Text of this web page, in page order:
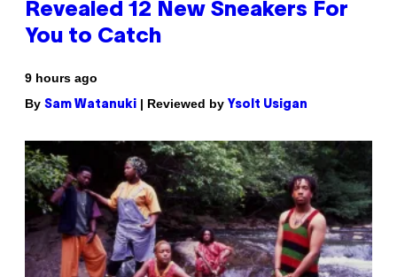
Revealed 12 New Sneakers For
You to Catch
9 hours ago
By Sam Watanuki | Reviewed by Ysolt Usigan